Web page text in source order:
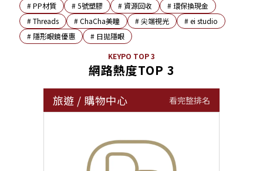
#PP材質 #5號塑膠 #資源回收 #環保換現金
#Threads #ChaCha美瞳 #尖端視光 #ei studio
# 隱形眼鏡優惠 # 日拋隱眼
KEYPO TOP 3
網路熱度TOP 3
旅遊 / 購物中心 看完整排名